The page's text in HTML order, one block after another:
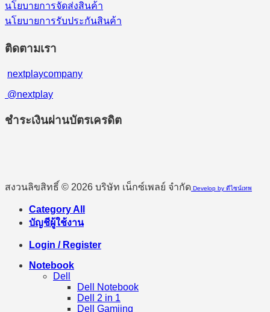
นโยบายการจัดส่งสินค้า
นโยบายการรับประกันสินค้า
ติดตามเรา
nextplaycompany
@nextplay
ชำระเงินผ่านบัตรเครดิต
สงวนลิขสิทธิ์ © 2026 บริษัท เน็กซ์เพลย์ จำกัด Develop by ดีไซน์เทพ
Category All
บัญชีผู้ใช้งาน
Login / Register
Notebook
Dell
Dell Notebook
Dell 2 in 1
Dell Gamiing